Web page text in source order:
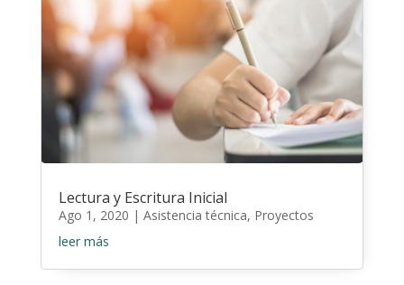
Lectura y Escritura Inicial
Ago 1, 2020 | Asistencia técnica, Proyectos
leer más